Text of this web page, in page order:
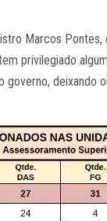
Marcos Pontes,
privilegiado
deixando